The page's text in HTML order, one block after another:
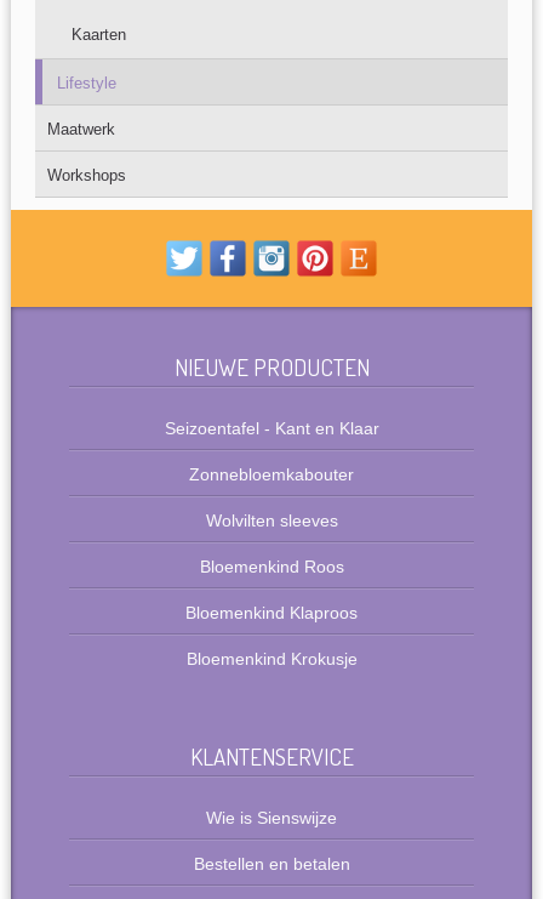
Kaarten
Lifestyle
Maatwerk
Workshops
NIEUWE PRODUCTEN
Seizoentafel - Kant en Klaar
Zonnebloemkabouter
Wolvilten sleeves
Bloemenkind Roos
Bloemenkind Klaproos
Bloemenkind Krokusje
KLANTENSERVICE
Wie is Sienswijze
Bestellen en betalen